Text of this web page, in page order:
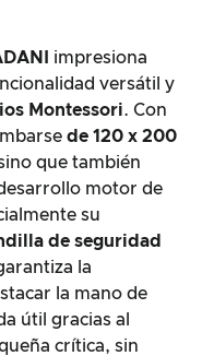
impresiona
versátil y
Montessori. Con
de 120 x 200
que también
motor de
su
de seguridad
la
la mano de
útil gracias al
crítica, sin